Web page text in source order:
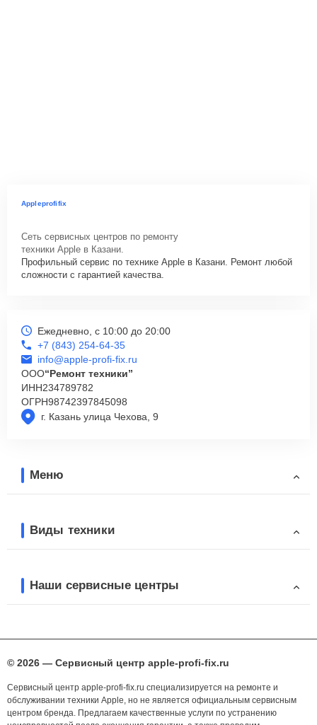
Appleprofifix
Сеть сервисных центров по ремонту
техники Apple в Казани.
Профильный сервис по технике Apple в Казани. Ремонт любой
сложности с гарантией качества.
г. Казань улица Чехова, 9
Ежедневно, с 10:00 до 20:00
+7 (843) 254-64-35
info@apple-profi-fix.ru
ООО“Ремонт техники”
ИНН234789782
ОГРН98742397845098
Меню
Виды техники
Наши сервисные центры
© 2026 — Сервисный центр apple-profi-fix.ru
Сервисный центр apple-profi-fix.ru специализируется на ремонте и
обслуживании техники Apple, но не является официальным сервисным
центром бренда. Предлагаем качественные услуги по устранению